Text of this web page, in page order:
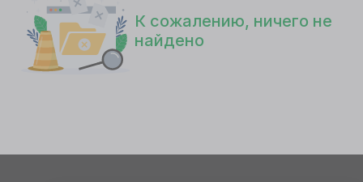
К сожалению, ничего не
найдено